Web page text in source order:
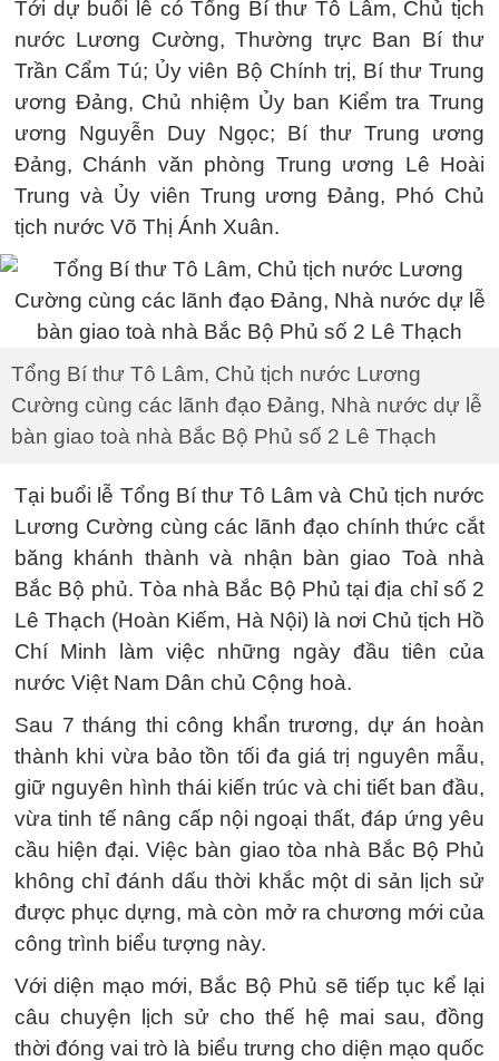
Tới dự buổi lễ có Tổng Bí thư Tô Lâm, Chủ tịch
nước Lương Cường, Thường trực Ban Bí thư
Trần Cẩm Tú; Ủy viên Bộ Chính trị, Bí thư Trung
ương Đảng, Chủ nhiệm Ủy ban Kiểm tra Trung
ương Nguyễn Duy Ngọc; Bí thư Trung ương
Đảng, Chánh văn phòng Trung ương Lê Hoài
Trung và Ủy viên Trung ương Đảng, Phó Chủ
tịch nước Võ Thị Ánh Xuân.
Tổng Bí thư Tô Lâm, Chủ tịch nước Lương
Cường cùng các lãnh đạo Đảng, Nhà nước dự lễ
bàn giao toà nhà Bắc Bộ Phủ số 2 Lê Thạch
Tại buổi lễ Tổng Bí thư Tô Lâm và Chủ tịch nước
Lương Cường cùng các lãnh đạo chính thức cắt
băng khánh thành và nhận bàn giao Toà nhà
Bắc Bộ phủ. Tòa nhà Bắc Bộ Phủ tại địa chỉ số 2
Lê Thạch (Hoàn Kiếm, Hà Nội) là nơi Chủ tịch Hồ
Chí Minh làm việc những ngày đầu tiên của
nước Việt Nam Dân chủ Cộng hoà.
Sau 7 tháng thi công khẩn trương, dự án hoàn
thành khi vừa bảo tồn tối đa giá trị nguyên mẫu,
giữ nguyên hình thái kiến trúc và chi tiết ban đầu,
vừa tinh tế nâng cấp nội ngoại thất, đáp ứng yêu
cầu hiện đại. Việc bàn giao tòa nhà Bắc Bộ Phủ
không chỉ đánh dấu thời khắc một di sản lịch sử
được phục dựng, mà còn mở ra chương mới của
công trình biểu tượng này.
Với diện mạo mới, Bắc Bộ Phủ sẽ tiếp tục kể lại
câu chuyện lịch sử cho thế hệ mai sau, đồng
thời đóng vai trò là biểu trưng cho diện mạo quốc